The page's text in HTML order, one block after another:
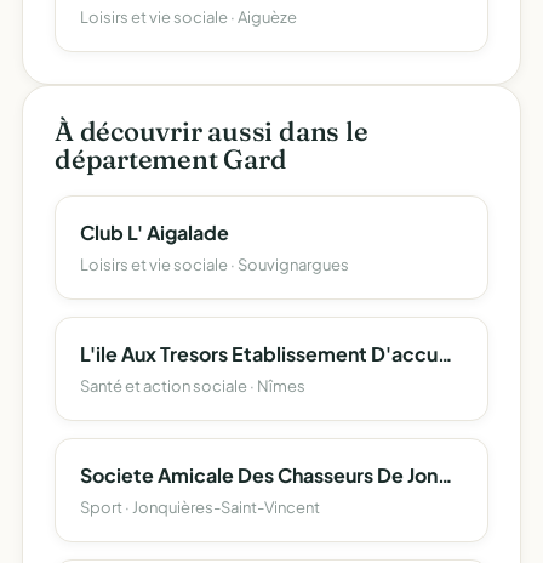
Loisirs et vie sociale · Aiguèze
À découvrir aussi dans le
département Gard
Club L' Aigalade
Loisirs et vie sociale · Souvignargues
L'ile Aux Tresors Etablissement D'accueil De Jeunes Enfants
Santé et action sociale · Nîmes
Societe Amicale Des Chasseurs De Jonquieres Saint Vincent
Sport · Jonquières-Saint-Vincent